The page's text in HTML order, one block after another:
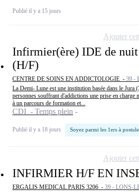
Publié il y a 15 jours
Infirmier(ère) IDE de
(H/F)
CENTRE DE SOINS EN ADDICTOLOGIE - 39 -
La Demi- Lune est une institution basée dans le Jura
personnes souffrant d'addictions une prise en charge
à un parcours de formation et...
CDI - Temps plein
Publié il y a 18 jours Soyez parmi les 1ers à
Ajouter
INFIRMIER H/F EN
ERGALIS MEDICAL PARIS 3206 - 39 - LONS-
Ajouter